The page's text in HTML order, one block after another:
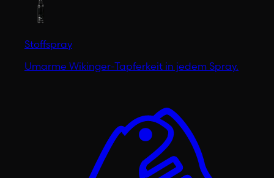
Stoffspray
Umarme Wikinger-Tapferkeit in jedem Spray.